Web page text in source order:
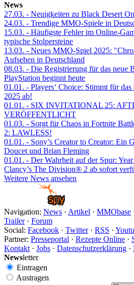
News
27.03. - Neuigkeiten zu Black Desert
24.03. - Trendige MMO-Spiele in
15.03. - Häufigste Fehler im Online-
typische Stolpersteine
13.03. - Neues MMO-Spiel 2025:
Aufsehen in Deutschland
08.03. - Die Registrierung für das neue
PlayStation beginnt heute
01.01. - Players‘ Choice: Stimmt für
2025 ab!
01.01. - SIX INVITATIONAL 25:
VERÖFFENTLICHT
01.03. - Sorgt für Chaos in Fortnite
2: LAWLESS!
01.01. - Sony’s Creator to Creator: Ein
Doucet und Brian Fleming
01.01. - Der Wahrheit auf der Spur:
Clancy’s The Division® 2 ab sofort
Weitere News ansehen
Navigation: News · Artikel · MMObase
Trailer· Forum
Social: Facebook · Twitter· RSS ·
Partner: Presseportal · Rezepte Online ·
Kontakt · Jobs · Datenschutzerklärung ·
Newsletter
Eintragen
Austragen